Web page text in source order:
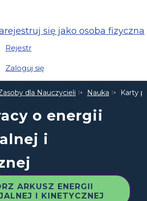
się jako osoba fizyczna
Rejestr
Zaloguj się
dla Nauczycieli Nauka Karty
o energii
i
ARKUSZ ENERGII
I KINETYCZNEJ